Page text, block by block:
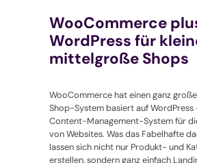
WooCommerce
WordPress für
mittelgroße Shops
WooCommerce hat einen ganz
Shop-System basiert auf WordPress
Content-Management-System für
von Websites. Was das Fabelhafte
lassen sich nicht nur Produkt- und
erstellen, sondern ganz einfach